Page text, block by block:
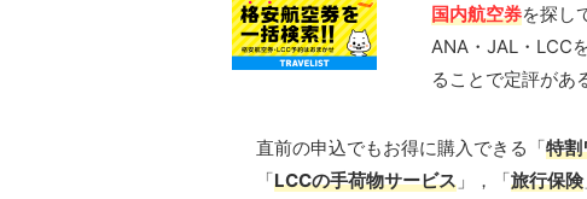
国内航空券を探し
ANA・JAL・LCC
ることで定評があ
直前の申込でもお得に購入できる「特割
「LCCの手荷物サービス 」，「旅行保険